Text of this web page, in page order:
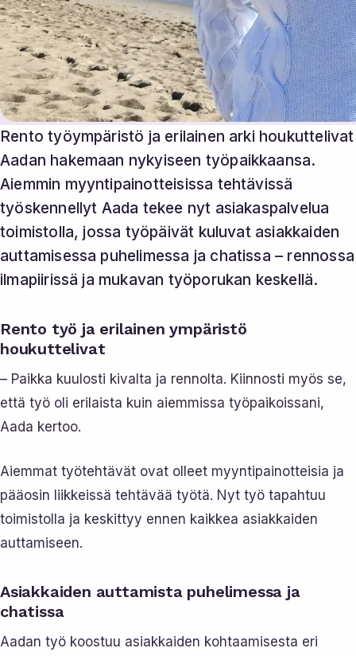
Rento työympäristö ja erilainen arki houkuttelivat
Aadan hakemaan nykyiseen työpaikkaansa.
Aiemmin myyntipainotteisissa tehtävissä
työskennellyt Aada tekee nyt asiakaspalvelua
toimistolla, jossa työpäivät kuluvat asiakkaiden
auttamisessa puhelimessa ja chatissa – rennossa
ilmapiirissä ja mukavan työporukan keskellä.
Rento työ ja erilainen ympäristö
houkuttelivat
– Paikka kuulosti kivalta ja rennolta. Kiinnosti myös se,
että työ oli erilaista kuin aiemmissa työpaikoissani,
Aada kertoo.
Aiemmat työtehtävät ovat olleet myyntipainotteisia ja
pääosin liikkeissä tehtävää työtä. Nyt työ tapahtuu
toimistolla ja keskittyy ennen kaikkea asiakkaiden
auttamiseen.
Asiakkaiden auttamista puhelimessa ja
chatissa
Aadan työ koostuu asiakkaiden kohtaamisesta eri